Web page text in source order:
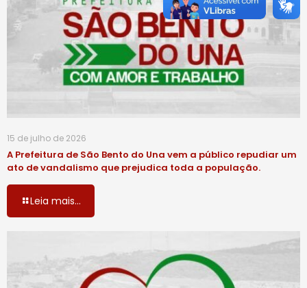
15 de julho de 2026
A Prefeitura de São Bento do Una vem a público repudiar um
ato de vandalismo que prejudica toda a população.
Leia mais...